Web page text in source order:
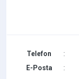
Telefon :
E-Posta
: